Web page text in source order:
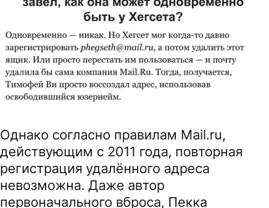
Однако согласно правилам Mail.ru,
действующим с 2011 года, повторная
регистрация удалённого адреса
невозможна. Даже автор
первоначального вброса, Пекка